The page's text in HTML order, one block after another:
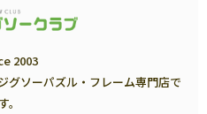
2003
グソーパズル・フレーム専門店で
す。